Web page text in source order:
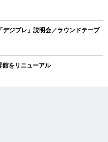
ジブレ」説明会／ラウンドテーブ
をリニューアル